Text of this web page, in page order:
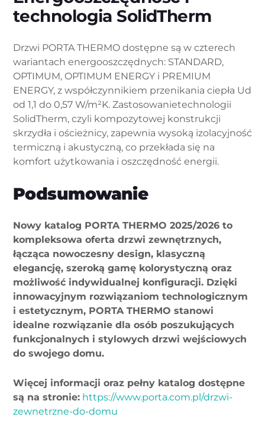
technologia SolidTherm
Drzwi PORTA THERMO dostępne są w czterech
wariantach energooszczędnych: STANDARD,
OPTIMUM, OPTIMUM ENERGY i PREMIUM
ENERGY, z współczynnikiem przenikania ciepła Ud
od 1,1 do 0,57 W/m²K. Zastosowanietechnologii
SolidTherm, czyli kompozytowej konstrukcji
skrzydła i ościeżnicy, zapewnia wysoką izolacyjność
termiczną i akustyczną, co przekłada się na
komfort użytkowania i oszczędność energii.
Podsumowanie
Nowy katalog PORTA THERMO 2025/2026 to
kompleksowa oferta drzwi zewnętrznych,
łącząca nowoczesny design, klasyczną
elegancję, szeroką gamę kolorystyczną oraz
możliwość indywidualnej konfiguracji. Dzięki
innowacyjnym rozwiązaniom technologicznym
i estetycznym, PORTA THERMO stanowi
idealne rozwiązanie dla osób poszukujących
funkcjonalnych i stylowych drzwi wejściowych
do swojego domu.
Więcej informacji oraz pełny katalog dostępne
są na stronie: https://www.porta.com.pl/drzwi-
zewnetrzne-do-domu